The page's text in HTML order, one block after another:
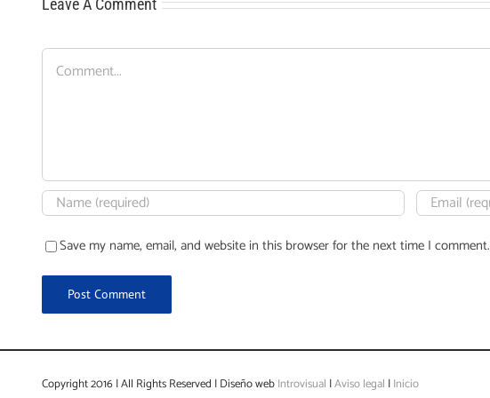
Leave A Comment
Comment
Save my name, email, and website in this browser for the next time I comment.
Copyright 2016 | All Rights Reserved | Diseño webIntrovisual |Aviso legal |Inicio